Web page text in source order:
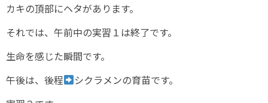
カキの頂部にヘタがあります。
それでは、午前中の実習１は終了です。
生命を感じた瞬間です。
午後は、後程
シクラメンの育苗です。